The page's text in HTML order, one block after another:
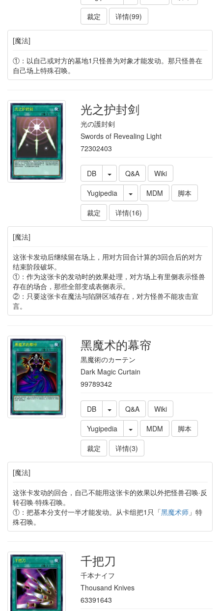
裁定
详情(99)
[魔法]
①：以自己或对方的墓地1只怪兽为对象才能发动。那只怪兽在
自己场上特殊召唤。
光之护封剑
光の護封剣
Swords of Revealing Light
72302403
DB Q&A
Wiki
Yugipedia
MDM
脚本
裁定
详情(16)
[魔法]
这张卡发动后继续留在场上，用对方回合计算的3回合后的对方
结束阶段破坏。
①：作为这张卡的发动时的效果处理，对方场上有里侧表示怪兽
存在的场合，那些全部变成表侧表示。
②：只要这张卡在魔法与陷阱区域存在，对方怪兽不能攻击宣
言。
黑魔术的幕帘
黒魔術のカーテン
Dark Magic Curtain
99789342
DB Q&A
Wiki
Yugipedia
MDM
脚本
裁定
详情(3)
[魔法]
这张卡发动的回合，自己不能用这张卡的效果以外把怪兽召唤·反
转召唤·特殊召唤。
①：把基本分支付一半才能发动。从卡组把1只「黑魔术师」特
殊召唤。
千把刀
千本ナイフ
Thousand Knives
63391643